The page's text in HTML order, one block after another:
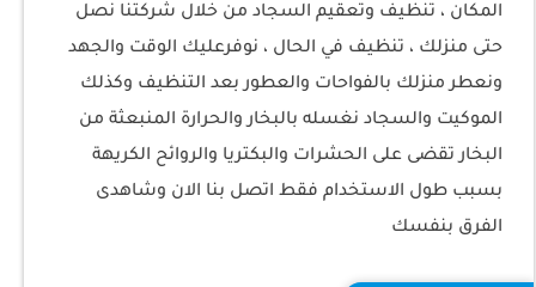
المكان ، تنظيف وتعقيم السجاد من خلال شركتنا نصل
حتى منزلك ، تنظيف في الحال ، نوفرعليك الوقت والجهد
ونعطر منزلك بالفواحات والعطور بعد التنظيف وكذلك
الموكيت والسجاد نغسله بالبخار والحرارة المنبعثة من
البخار تقضى على الحشرات والبكتريا والروائح الكريهة
بسبب طول الاستخدام فقط اتصل بنا الان وشاهدى
الفرق بنفسك